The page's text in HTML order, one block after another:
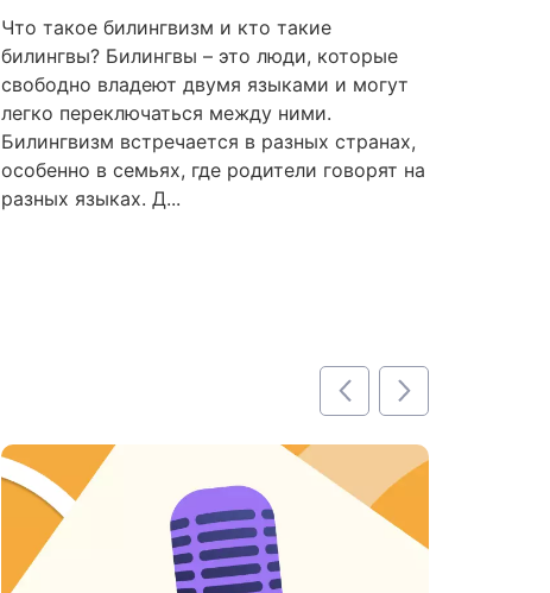
Что такое билингвизм и кто такие
билингвы? Билингвы – это люди, которые
свободно владеют двумя языками и могут
легко переключаться между ними.
Билингвизм встречается в разных странах,
особенно в семьях, где родители говорят на
разных языках. Д...